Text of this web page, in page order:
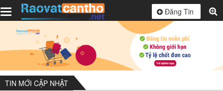
Đăng Tin
Toggle
navigation
TIN MỚI CẬP NHẬT